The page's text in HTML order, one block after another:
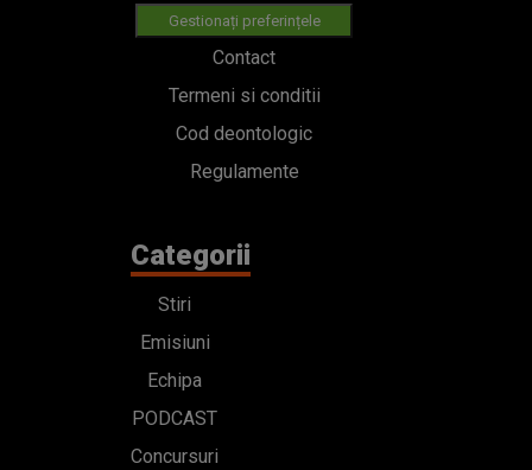
Gestionați preferințele
Contact
Termeni si conditii
Cod deontologic
Regulamente
Categorii
Stiri
Emisiuni
Echipa
PODCAST
Concursuri